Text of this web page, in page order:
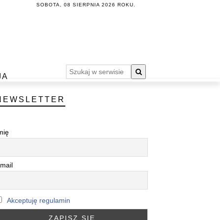
SOBOTA, 08 SIERPNIA 2026 ROKU.
Akceptuję regulamin